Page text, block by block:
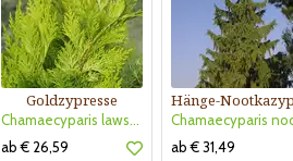
Goldzypresse
Chamaecyparis lawsoniana 'Stardust'
ab € 26,59
ab € 31,49